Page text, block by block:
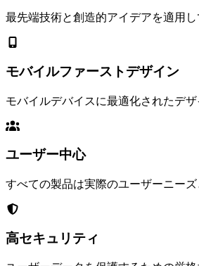
最先端技術と創造的アイデアを適用
モバイルファーストデザイン
モバイルデバイスに最適化されたデ
ユーザー中心
すべての製品は実際のユーザーニー
高セキュリティ